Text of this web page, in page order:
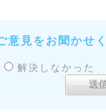
意見をお聞かせ
解決しなかった